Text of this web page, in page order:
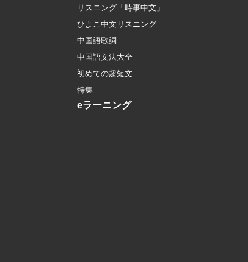
リスニング「時事中文」
ひよこ中文リスニング
中国語歌詞
中国語文法大全
初めての超短文
特集
eラーニング